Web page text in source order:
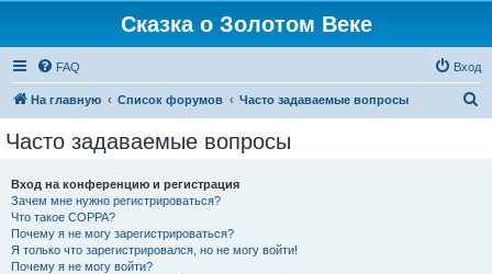
Сказка о Золотом Веке
FAQ Вход
На главную Список форумов Часто задаваемые вопросы
Часто задаваемые вопросы
Вход на конференцию и регистрация
Зачем мне нужно регистрироваться?
Что такое COPPA?
Почему я не могу зарегистрироваться?
Я только что зарегистрировался, но не могу войти!
Почему я не могу войти?